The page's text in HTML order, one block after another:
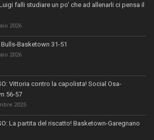
falli studiare un po’ che ad allenarli ci pensa il
2026
Basketown 31-51
2026
Vittoria contro la capolista! Social Osa-
56-57
2025
La partita del riscatto! Basketown-Garegnano